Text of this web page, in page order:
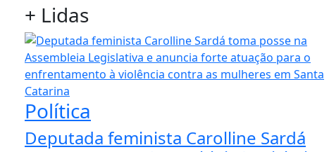
+ Lidas
Política
Deputada feminista Carolline Sardá